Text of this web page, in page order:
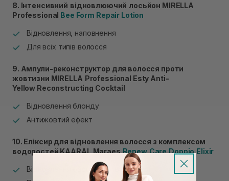
8. Інтенсивний відновлюючий лосьйон MIRELLA
Professional Bee Form Repair Lotion
Відновлення, наповнення
Для всіх типів волосся
9. Ампули-реконструктор для волосся проти
жовтизни MIRELLA Professional Esty Anti-
Yellow Reconstructing Cocktail
Відновлення блонду
Антижовтий ефект
10. Еліксир для відновлення волосся з комплексом
водоростей KAARAL Maraes Renew Care Doppio Elixir
Відновлення фарбованого волосся